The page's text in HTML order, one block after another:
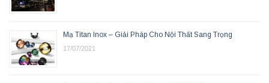
Mạ Titan Inox – Giải Pháp Cho Nội Thất Sang Trọng
17/07/2021